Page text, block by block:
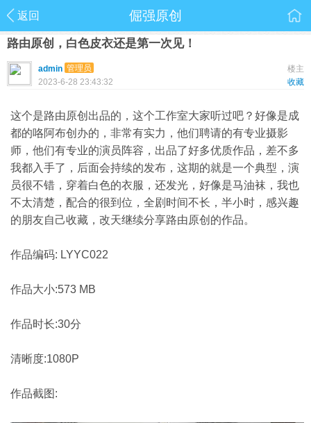
返回 倔强原创
路由原创，白色皮衣还是第一次见！
楼主
admin 管理员
收藏
2023-6-28 23:43:32
这个是路由原创出品的，这个工作室大家听过吧？好像是成
都的咯阿布创办的，非常有实力，他们聘请的有专业摄影
师，他们有专业的演员阵容，出品了好多优质作品，差不多
我都入手了，后面会持续的发布，这期的就是一个典型，演
员很不错，穿着白色的衣服，还发光，好像是马油袜，我也
不太清楚，配合的很到位，全剧时间不长，半小时，感兴趣
的朋友自己收藏，改天继续分享路由原创的作品。
作品编码: LYYC022
作品大小:573 MB
作品时长:30分
清晰度:1080P
作品截图: